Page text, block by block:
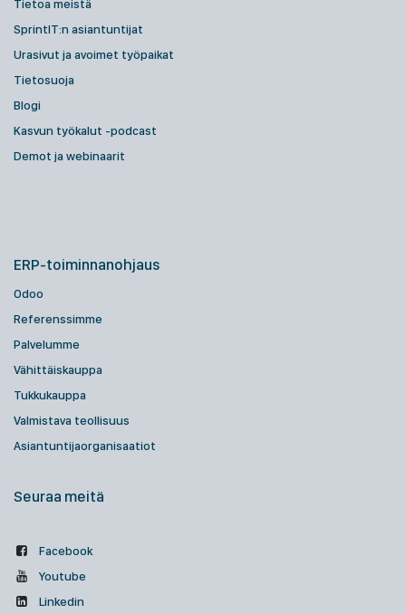
Tietoa meistä
SprintIT:n asiantuntijat
Urasivut ja avoimet työpaikat
Tietosuoja
Blogi
Kasvun työkalut -podcast
Demot ja webinaarit
ERP-toiminnanohjaus
Odoo
Referenssimme
Palvelumme
Vähittäiskauppa
Tukkukauppa
Valmistava teollisuus
Asiantuntijaorganisaatiot
Seuraa meitä
Facebook
Youtube
Linkedin